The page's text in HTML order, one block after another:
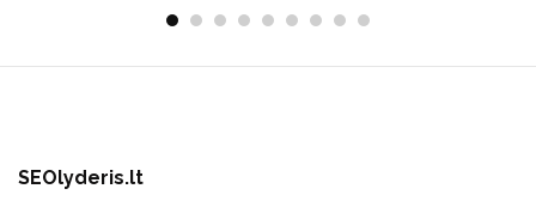
SEOlyderis.lt